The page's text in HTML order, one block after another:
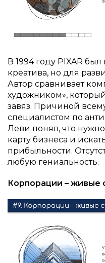
В 1994 году PIXAR
креатива, но для
Автор сравнивает
художником»,
завяз. Причиной
специалистом по
Леви понял, что
карту бизнеса и
прибыльности.
любую гениальность.
Корпорации – живые